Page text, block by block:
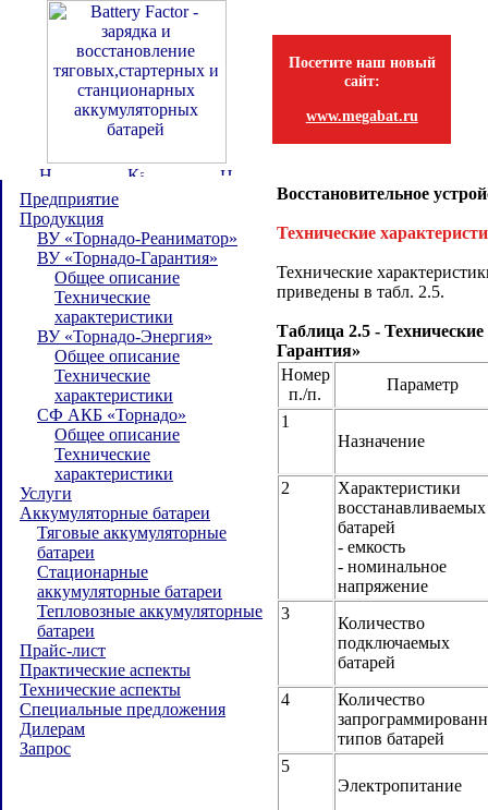
Посетите наш новый
сайт:
www.megabat.ru
Предприятие
Продукция
ВУ «Торнадо-Реаниматор»
ВУ «Торнадо-Гарантия»
Общее описание
Технические
характеристики
ВУ «Торнадо-Энергия»
Общее описание
Технические
характеристики
СФ АКБ «Торнадо»
Общее описание
Технические
характеристики
Услуги
Аккумуляторные батареи
Тяговые аккумуляторные
батареи
Стационарные
аккумуляторные батареи
Тепловозные аккумуляторные
батареи
Прайс-лист
Практические аспекты
Технические аспекты
Специальные предложения
Дилерам
Запрос
Восстановительное
Технические
Технические
приведены в табл. 2.5.
Таблица 2.5 -
Гарантия»
Номер
п./п.
Параметр
1
Назначение
2
Характеристики
восстанавливаемых
батарей
- емкость
- номинальное
напряжение
3
Количество
подключаемых
батарей
4
Количество
типов батарей
5
Электропитание